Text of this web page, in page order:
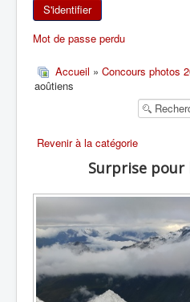
RANDONNÉE SPORTIVE
S'identifier
Mot de passe perdu
Accueil » Concours photos
aoûtiens
Revenir à la catégorie
Surprise pour